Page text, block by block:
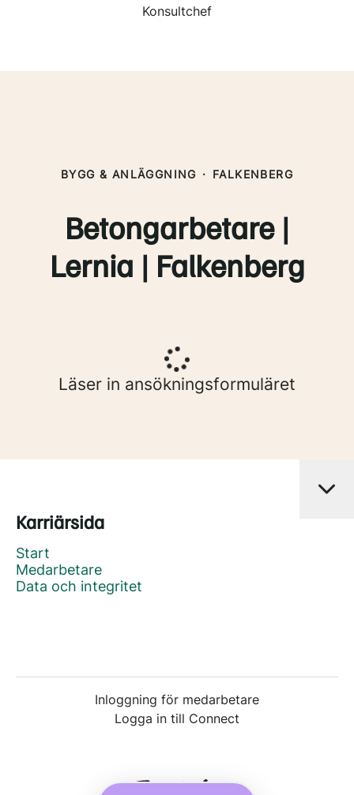
Konsultchef
BYGG & ANLÄGGNING · FALKENBERG
Betongarbetare |
Lernia | Falkenberg
Läser in ansökningsformuläret
Karriärsida
Start
Medarbetare
Data och integritet
Inloggning för medarbetare
Logga in till Connect